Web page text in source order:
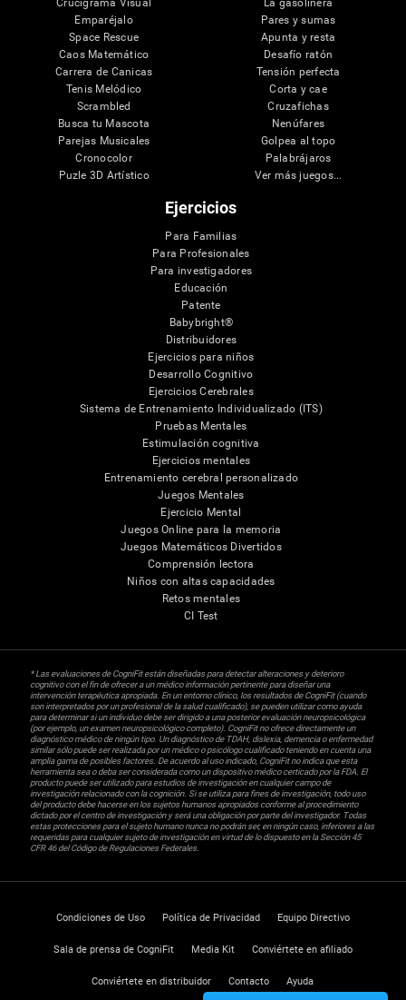
Crucigrama Visual
Emparéjalo
Space Rescue
Caos Matemático
Carrera de Canicas
Tenis Melódico
Scrambled
Busca tu Mascota
Parejas Musicales
Cronocolor
Puzle 3D Artístico
La gasolinera
Pares y sumas
Apunta y resta
Desafío ratón
Tensión perfecta
Corta y cae
Cruzafichas
Nenúfares
Golpea al topo
Palabrájaros
Ver más juegos...
Ejercicios
Para Familias
Para Profesionales
Para investigadores
Educación
Patente
Babybright®
Distribuidores
Ejercicios para niños
Desarrollo Cognitivo
Ejercicios Cerebrales
Sistema de Entrenamiento Individualizado (ITS)
Pruebas Mentales
Estimulación cognitiva
Ejercicios mentales
Entrenamiento cerebral personalizado
Juegos Mentales
Ejercicio Mental
Juegos Online para la memoria
Juegos Matemáticos Divertidos
Comprensión lectora
Niños con altas capacidades
Retos mentales
CI Test
* Las evaluaciones de CogniFit están diseñadas para detectar alteraciones y deterioro
cognitivo con el fin de ofrecer a un médico información pertinente para diseñar una
intervención terapéutica apropiada. En un entorno clínico, los resultados de CogniFit (cuando
son interpretados por un profesional de la salud cualificado), se pueden utilizar como ayuda
para determinar si un individuo debe ser dirigido a una posterior evaluación neuropsicológica
(por ejemplo, un examen neuropsicológico completo). CogniFit no ofrece directamente un
diagnóstico médico de ningún tipo. Un diagnóstico de TDAH, dislexia, demencia o enfermedad
similar sólo puede ser realizada por un médico o psicólogo cualificado teniendo en cuenta una
amplia gama de posibles factores. De acuerdo al uso indicado, CogniFit no indica que esta
herramienta sea o deba ser considerada como un dispositivo médico certicado por la FDA. El
producto puede ser utilizado para estudios de investigación en cualquier campo de
investigación relacionado con la cognición. Si se utiliza para fines de investigación, todo uso
del producto debe hacerse en los sujetos humanos apropiados conforme al procedimiento
dictado por el centro de investigación y será una obligación por parte del investigador. Todas
estas protecciones para el sujeto humano nunca no podrán ser, en ningún caso, inferiores a las
requeridas para cualquier sujeto de investigación en virtud de lo dispuesto en la Sección 45
CFR 46 del Código de Regulaciones Federales.
Condiciones de Uso Política de Privacidad Equipo Directivo
Sala de prensa de CogniFit Media Kit Conviértete en afiliado
Conviértete en distribuidor Contacto Ayuda